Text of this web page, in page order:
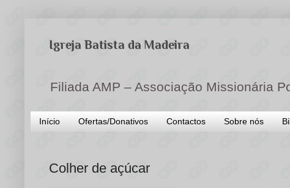
Igreja Batista da Madeira
Filiada AMP – Associação Missionária
Início Ofertas/Donativos Contactos Sobre nós
Colher de açúcar